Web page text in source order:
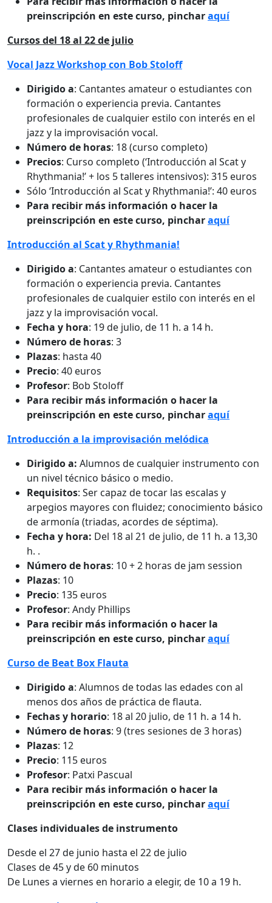
preinscripción en este curso, pincharaquí
Cursos del 18 al 22 de julio
Vocal Jazz Workshop con Bob Stoloff
Dirigido a: Cantantes amateur o estudiantes con
formación o experiencia previa. Cantantes
profesionales de cualquier estilo con interés en el
jazz y la improvisación vocal.
Número de horas: 18 (curso completo)
Precios: Curso completo (‘Introducción al Scat y
Rhythmania!’ + los 5 talleres intensivos): 315 euros
Sólo ‘Introducción al Scat y Rhythmania!’: 40 euros
Para recibir más información o hacer la
preinscripción en este curso, pincharaquí
Introducción al Scat y Rhythmania!
Dirigido a: Cantantes amateur o estudiantes con
formación o experiencia previa. Cantantes
profesionales de cualquier estilo con interés en el
jazz y la improvisación vocal.
Fecha y hora: 19 de julio, de 11 h. a 14 h.
Número de horas: 3
Plazas: hasta 40
Precio: 40 euros
Profesor: Bob Stoloff
Para recibir más información o hacer la
preinscripción en este curso, pincharaquí
Introducción a la improvisación melódica
Dirigido a: Alumnos de cualquier instrumento con
un nivel técnico básico o medio.
Requisitos: Ser capaz de tocar las escalas y
arpegios mayores con fluidez; conocimiento básico
de armonía (triadas, acordes de séptima).
Fecha y hora: Del 18 al 21 de julio, de 11 h. a 13,30
h. .
Número de horas: 10 + 2 horas de jam session
Plazas: 10
Precio: 135 euros
Profesor: Andy Phillips
Para recibir más información o hacer la
preinscripción en este curso, pincharaquí
Curso de Beat Box Flauta
Dirigido a: Alumnos de todas las edades con al
menos dos años de práctica de flauta.
Fechas y horario: 18 al 20 julio, de 11 h. a 14 h.
Número de horas: 9 (tres sesiones de 3 horas)
Plazas: 12
Precio: 115 euros
Profesor: Patxi Pascual
Para recibir más información o hacer la
preinscripción en este curso, pincharaquí
Clases individuales de instrumento
Desde el 27 de junio hasta el 22 de julio
Clases de 45 y de 60 minutos
De Lunes a viernes en horario a elegir, de 10 a 19 h.